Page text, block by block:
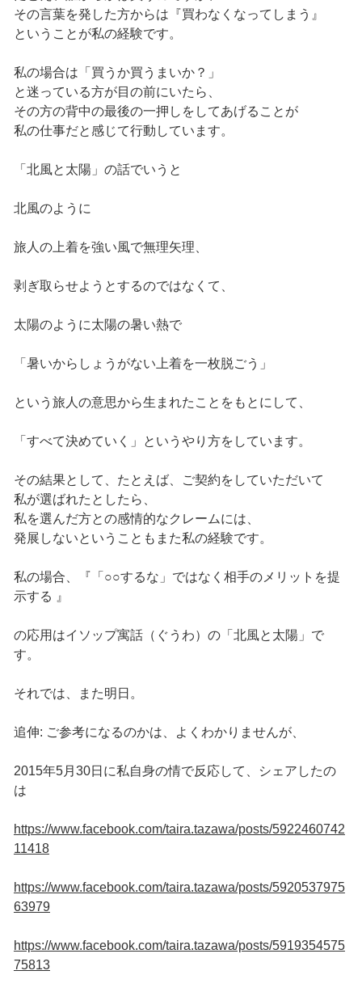
その言葉を発した方からは『買わなくなってしまう』
ということが私の経験です。
私の場合は「買うか買うまいか？」
と迷っている方が目の前にいたら、
その方の背中の最後の一押しをしてあげることが
私の仕事だと感じて行動しています。
「北風と太陽」の話でいうと
北風のように
旅人の上着を強い風で無理矢理、
剥ぎ取らせようとするのではなくて、
太陽のように太陽の暑い熱で
「暑いからしょうがない上着を一枚脱ごう」
という旅人の意思から生まれたことをもとにして、
「すべて決めていく」というやり方をしています。
その結果として、たとえば、ご契約をしていただいて
私が選ばれたとしたら、
私を選んだ方との感情的なクレームには、
発展しないということもまた私の経験です。
私の場合、『「○○するな」ではなく相手のメリットを提
示する 』
の応用はイソップ寓話（ぐうわ）の「北風と太陽」で
す。
それでは、また明日。
追伸: ご参考になるのかは、よくわかりませんが、
2015年5月30日に私自身の情で反応して、シェアしたの
は
https://www.facebook.com/taira.tazawa/posts/5922460742
11418
https://www.facebook.com/taira.tazawa/posts/5920537975
63979
https://www.facebook.com/taira.tazawa/posts/5919354575
75813